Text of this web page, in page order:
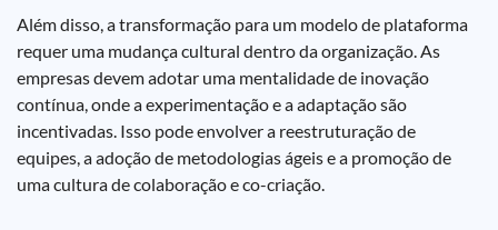
Além disso, a transformação para um modelo de plataforma
requer uma mudança cultural dentro da organização. As
empresas devem adotar uma mentalidade de inovação
contínua, onde a experimentação e a adaptação são
incentivadas. Isso pode envolver a reestruturação de
equipes, a adoção de metodologias ágeis e a promoção de
uma cultura de colaboração e co-criação.